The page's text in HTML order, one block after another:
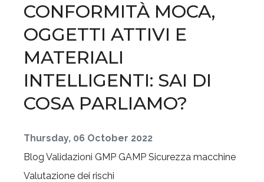
CONFORMITÀ MOCA,
OGGETTI ATTIVI E
MATERIALI
INTELLIGENTI: SAI DI
COSA PARLIAMO?
Thursday, 06 October 2022
Blog Validazioni GMP GAMP Sicurezza macchine
Valutazione dei rischi